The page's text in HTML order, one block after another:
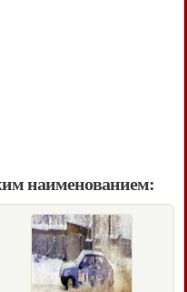
наименованием: